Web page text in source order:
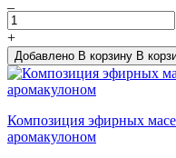
+
Добавлено В корзину В
Композиция эфирных
аромакулоном